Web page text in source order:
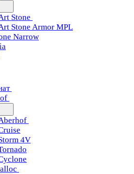
Stone
Stone Armor MPL
Narrow
4V